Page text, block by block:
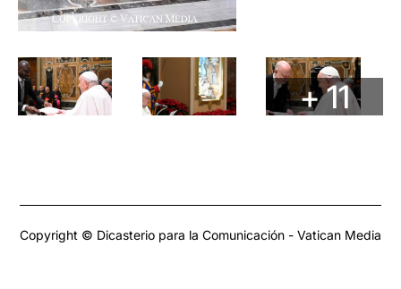
+ 11
Copyright © Dicasterio para la Comunicación - Vatican Media